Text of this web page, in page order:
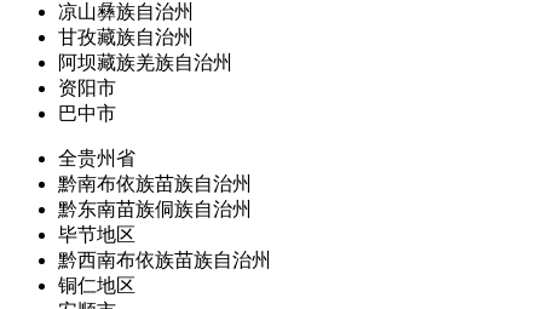
凉山彝族自治州
甘孜藏族自治州
阿坝藏族羌族自治州
资阳市
巴中市
全贵州省
黔南布依族苗族自治州
黔东南苗族侗族自治州
毕节地区
黔西南布依族苗族自治州
铜仁地区